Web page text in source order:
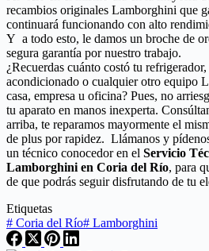
recambios originales Lamborghini que
continuará funcionando con alto
Y a todo esto, le damos un broche de
segura garantía por nuestro trabajo.
¿Recuerdas cuánto costó tu
acondicionado o cualquier otro equipo
casa, empresa u oficina? Pues, no
tu aparato en manos inexperta.
arriba, te reparamos mayormente el
de plus por rapidez. Llámanos y
un técnico conocedor en el Servicio
Lamborghini en Coria del Río, para
de que podrás seguir disfrutando de tu
Etiquetas
# Coria del Río# Lamborghini